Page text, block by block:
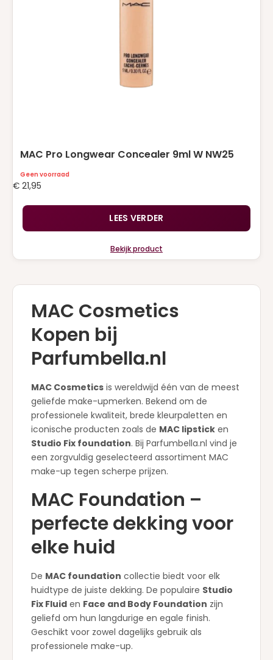
MAC Pro Longwear Concealer 9ml W NW25
Geen voorraad
€ 21,95
LEES VERDER
Bekijk product
MAC Cosmetics
Kopen bij
Parfumbella.nl
MAC Cosmetics is wereldwijd één van de meest
geliefde make-upmerken. Bekend om de
professionele kwaliteit, brede kleurpaletten en
iconische producten zoals de MAC lipstick en
Studio Fix foundation. Bij Parfumbella.nl vind je
een zorgvuldig geselecteerd assortiment MAC
make-up tegen scherpe prijzen.
MAC Foundation –
perfecte dekking voor
elke huid
De MAC foundation collectie biedt voor elk
huidtype de juiste dekking. De populaire Studio
Fix Fluid en Face and Body Foundation zijn
geliefd om hun langdurige en egale finish.
Geschikt voor zowel dagelijks gebruik als
professionele make-up.